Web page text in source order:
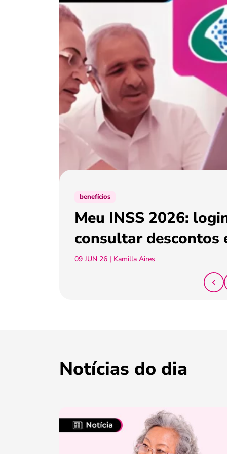
benefícios
Meu INSS 2026:
consultar descontos
09 JUN 26 | Kamilla Aires
Notícias do dia